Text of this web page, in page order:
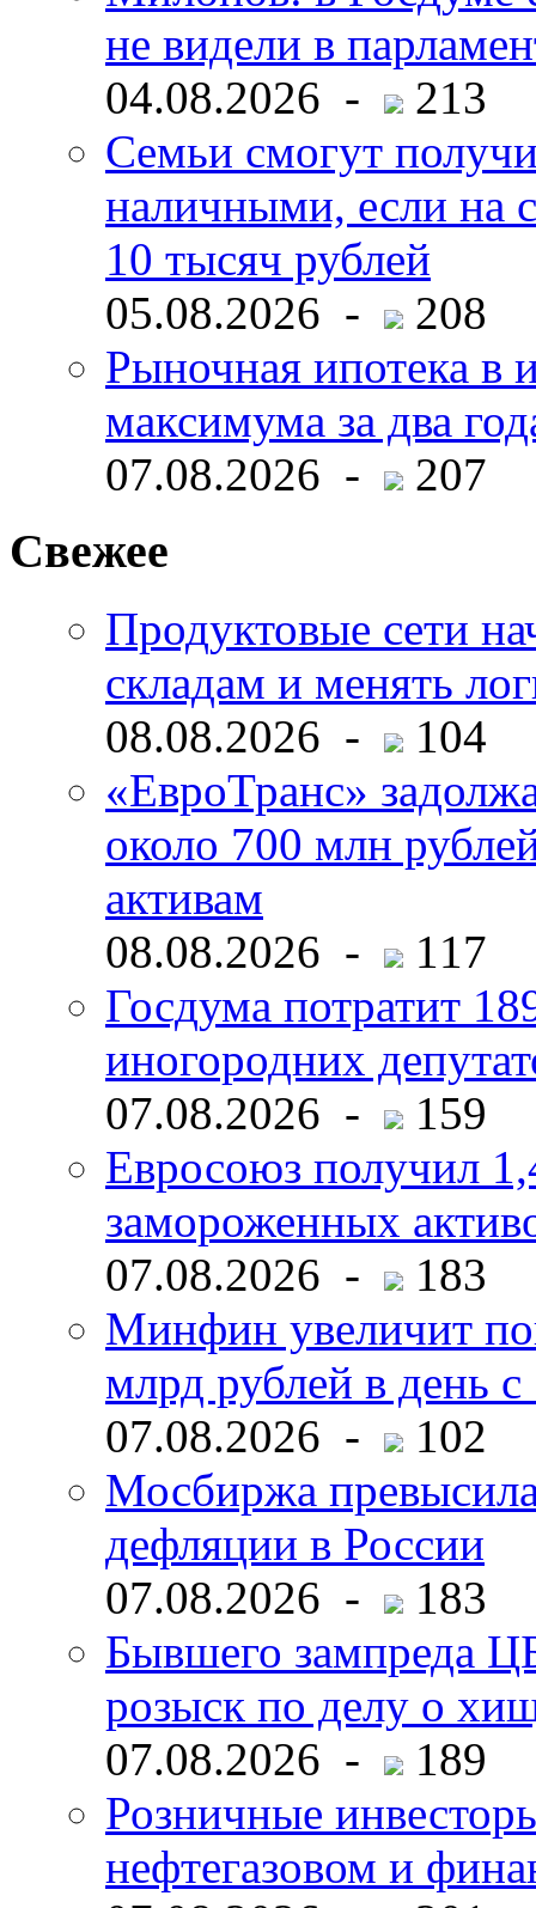
не видели в
04.08.2026 -
213
Семьи смогут
наличными, если на
10 тысяч рублей
05.08.2026 -
208
Рыночная ипотека в
максимума за два
07.08.2026 -
207
Свежее
Продуктовые сети
складам и менять
08.08.2026 -
104
«ЕвроТранс»
около 700 млн
активам
08.08.2026 -
117
Госдума потратит
иногородних
07.08.2026 -
159
Евросоюз получил
замороженных
07.08.2026 -
183
Минфин увеличит
млрд рублей в день с
07.08.2026 -
102
Мосбиржа
дефляции в России
07.08.2026 -
183
Бывшего зампреда
розыск по делу о
07.08.2026 -
189
Розничные
нефтегазовом и